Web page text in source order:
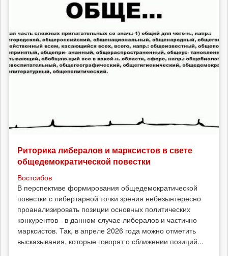
Риторика либералов и марксистов в свете
общедемократической повестки
Востсибов
В перспективе формирования общедемократической
повестки с либертарной точки зрения небезынтересно
проанализировать позиции основных политических
конкурентов - в данном случае либералов и частично
марксистов. Так, в апреле 2026 года можно отметить
высказывания, которые говорят о сближении позиций...